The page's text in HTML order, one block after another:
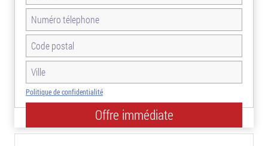
Politique de confidentialité